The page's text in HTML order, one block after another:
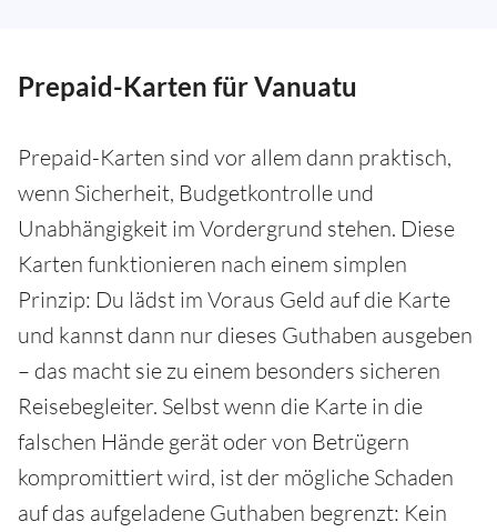
Prepaid-Karten für Vanuatu
Prepaid-Karten sind vor allem dann praktisch,
wenn Sicherheit, Budgetkontrolle und
Unabhängigkeit im Vordergrund stehen. Diese
Karten funktionieren nach einem simplen
Prinzip: Du lädst im Voraus Geld auf die Karte
und kannst dann nur dieses Guthaben ausgeben
– das macht sie zu einem besonders sicheren
Reisebegleiter. Selbst wenn die Karte in die
falschen Hände gerät oder von Betrügern
kompromittiert wird, ist der mögliche Schaden
auf das aufgeladene Guthaben begrenzt: Kein